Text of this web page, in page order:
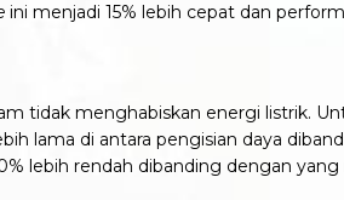
ini menjadi 15% lebih cepat dan
tidak menghabiskan energi listrik.
lama di antara pengisian daya
lebih rendah dibanding dengan yang